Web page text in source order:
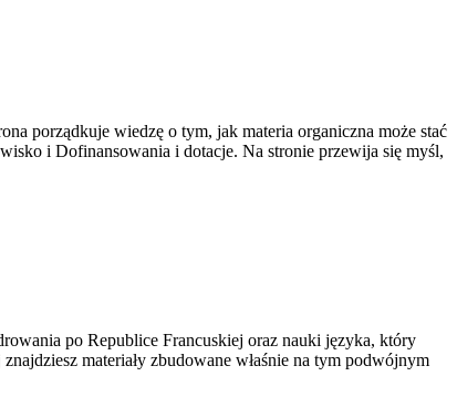
porządkuje wiedzę o tym, jak materia organiczna może stać
i Dofinansowania i dotacje. Na stronie przewija się myśl,
po Republice Francuskiej oraz nauki języka, który
materiały zbudowane właśnie na tym podwójnym